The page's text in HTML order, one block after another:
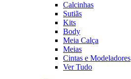
Calcinhas
Sutiãs
Kits
Body
Meia Calça
Meias
Cintas e Modeladores
Ver Tudo